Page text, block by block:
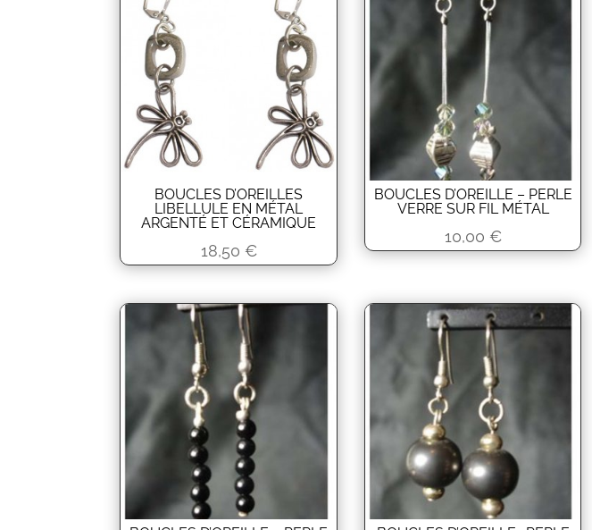
BOUCLES D’OREILLES
LIBELLULE EN MÉTAL
ARGENTÉ ET CÉRAMIQUE
18,50 €
BOUCLES D’OREILLE – PERLE
VERRE SUR FIL MÉTAL
10,00 €